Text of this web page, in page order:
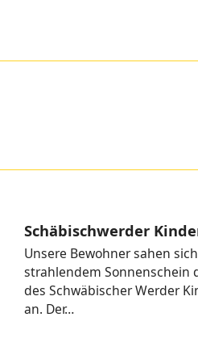
Schäbischwerder
Unsere Bewohner sahen
strahlendem Sonnenschein
des Schwäbischer Werder
an. Der…